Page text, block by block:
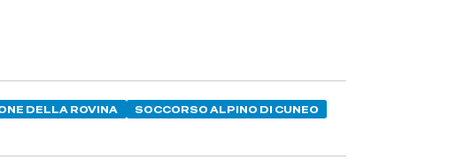
DELLA ROVINA
SOCCORSO ALPINO DI CUNEO